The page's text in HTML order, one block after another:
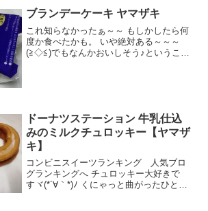
ブランデーケーキ ヤマザキ
これ知らなかったぁ～～ もしかしたら何
度か食べたかも。 いや絶対ある～～～
(≧◇≦)でもなんかおいしそう♪ということ
ドーナツステーション 牛乳仕込
みのミルクチュロッキー【ヤマザ
キ】
コンビニスイーツランキング 人気ブロ
グランキングへ チュロッキー大好きで
すヾ(*´∀｀*)ﾉ くにゃっと曲がったひと目